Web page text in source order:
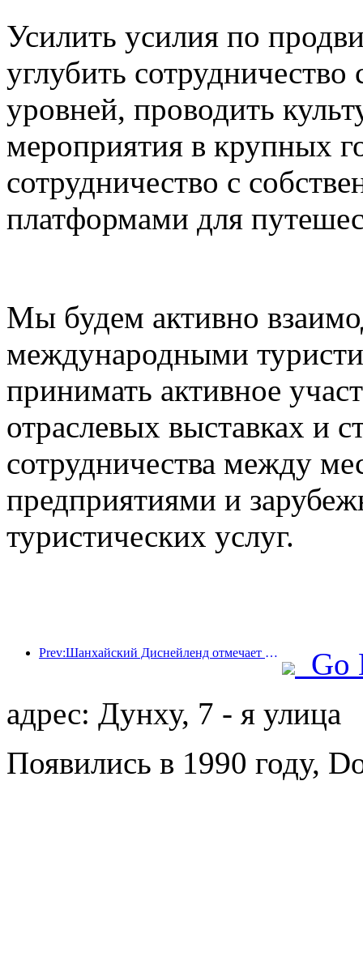
Усилить усилия по
углубить
уровней, проводить
мероприятия в крупных
сотрудничество с
платформами для
Мы будем активно
международными
принимать активное
отраслевых выставках и
сотрудничества между
предприятиями и
туристических услуг.
Prev:Шанхайский Диснейленд отмечает свою 10-летнюю годовщину, приняв на сегодняшний день более 100 миллионов посетителей.
Go
адрес: Дунху, 7 - я улица
Появились в 1990 году,